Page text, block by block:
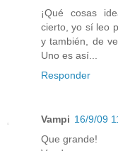
¡Qué cosas
cierto, yo sí leo
y también, de
Uno es así...
Responder
Vampi 16/9/09
Que grande!